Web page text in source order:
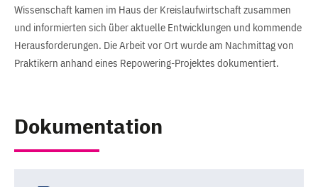
Wissenschaft kamen im Haus der Kreislaufwirtschaft zusammen
und informierten sich über aktuelle Entwicklungen und kommende
Herausforderungen. Die Arbeit vor Ort wurde am Nachmittag von
Praktikern anhand eines Repowering-Projektes dokumentiert.
Dokumentation